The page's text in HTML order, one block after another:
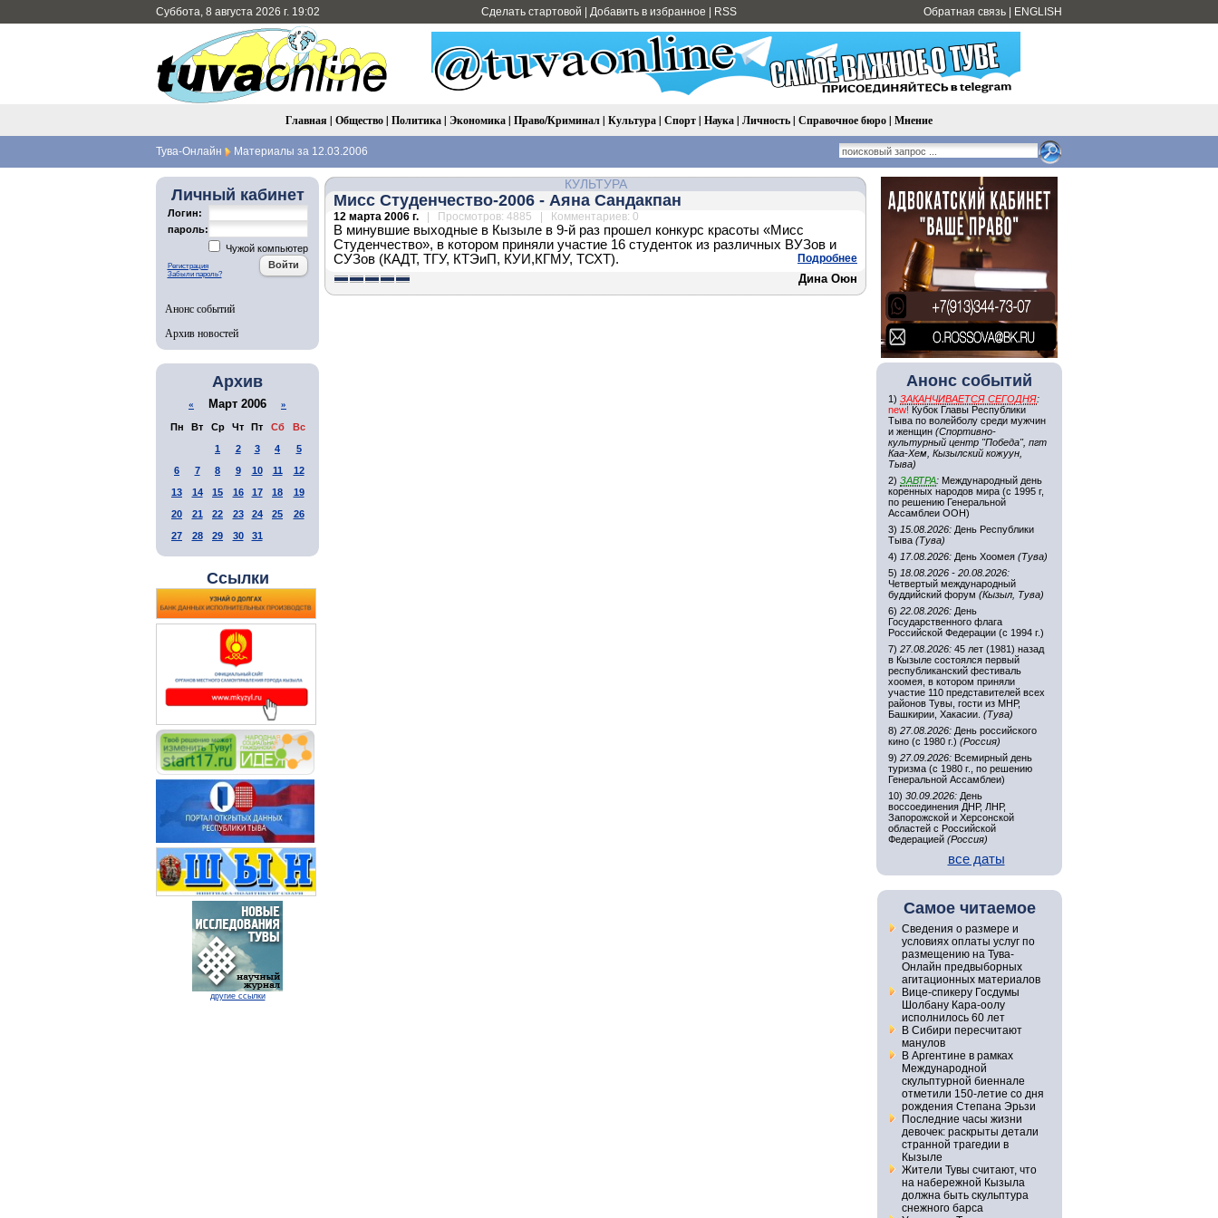
Суббота, 8 августа 2026 г. 19:02 Сделать стартовой Добавить в избранное RSS Обратная связь ENGLISH
Главная | Общество| Политика| Экономика| Право/Криминал| Культура| Спорт| Наука| Личность| Справочное бюро| Мнение
Тува-Онлайн Материалы за 12.03.2006
Личный кабинет
Логин:
пароль:
Чужой компьютер
Регистрация
Забыли пароль?
Анонс событий
Архив новостей
Архив
« Март 2006 »
Пн Вт Ср Чт Пт Сб
Вс
1
2 3 4
5
6
7 8 9 10 11
12
13
14 15 16 17 18
19
20
21 22 23 24 25
26
27
28 29 30 31
Ссылки
другие ссылки
КУЛЬТУРА
Мисс Студенчество-2006 - Аяна Сандакпан
12 марта 2006 г. | Просмотров: 4885 | Комментариев: 0
В минувшие выходные в Кызыле в 9-й раз прошел конкурс красоты «Мисс
Студенчество», в котором приняли участие 16 студенток из различных ВУЗов и
СУЗов (КАДТ, ТГУ, КТЭиП, КУИ,КГМУ, ТСХТ).
Подробнее
Дина Оюн
Анонс событий
1) ЗАКАНЧИВАЕТСЯ СЕГОДНЯ:
new! Кубок Главы Республики
Тыва по волейболу среди мужчин
и женщин (Спортивно-
культурный центр "Победа", пгт
Каа-Хем, Кызылский кожуун,
Тыва)
2) ЗАВТРА: Международный день
коренных народов мира (с 1995 г,
по решению Генеральной
Ассамблеи ООН)
3) 15.08.2026: День Республики
Тыва (Тува)
4) 17.08.2026: День Хоомея (Тува)
5) 18.08.2026 - 20.08.2026:
Четвертый международный
буддийский форум (Кызыл, Тува)
6) 22.08.2026: День
Государственного флага
Российской Федерации (с 1994 г.)
7) 27.08.2026: 45 лет (1981) назад
в Кызыле состоялся первый
республиканский фестиваль
хоомея, в котором приняли
участие 110 представителей всех
районов Тувы, гости из МНР,
Башкирии, Хакасии. (Тува)
8) 27.08.2026: День российского
кино (с 1980 г.) (Россия)
9) 27.09.2026: Всемирный день
туризма (с 1980 г., по решению
Генеральной Ассамблеи)
10) 30.09.2026: День
воссоединения ДНР, ЛНР,
Запорожской и Херсонской
областей с Российской
Федерацией (Россия)
все даты
Самое читаемое
Сведения о размере и
условиях оплаты услуг по
размещению на Тува-
Онлайн предвыборных
агитационных материалов
Вице-спикеру Госдумы
Шолбану Кара-оолу
исполнилось 60 лет
В Сибири пересчитают
манулов
В Аргентине в рамках
Международной
скульптурной биеннале
отметили 150-летие со дня
рождения Степана Эрьзи
Последние часы жизни
девочек: раскрыты детали
странной трагедии в
Кызыле
Жители Тувы считают, что
на набережной Кызыла
должна быть скульптура
снежного барса